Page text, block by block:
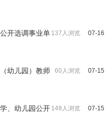
07-16
137人浏览
开选调事业单
07-15
60人浏览
幼儿园）教师
07-15
149人浏览
、幼儿园公开